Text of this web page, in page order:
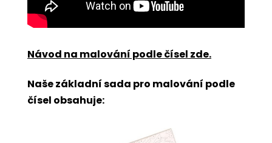
Návod na malování podle čísel zde.
Naše základní sada pro malování podle
čísel obsahuje: